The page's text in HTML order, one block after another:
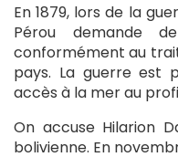
En 1879, lors de la
Pérou demande
conformément au
pays. La guerre est
accès à la mer au
On accuse Hilarion
bolivienne. En